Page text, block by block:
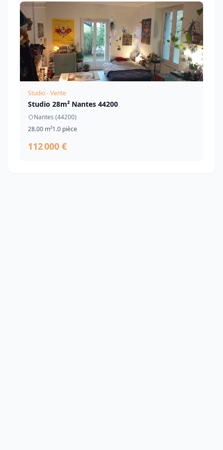
Studio - Vente
Studio 28m² Nantes 44200
Nantes (44200)
28.00 m²1.0 pièce
112 000 €